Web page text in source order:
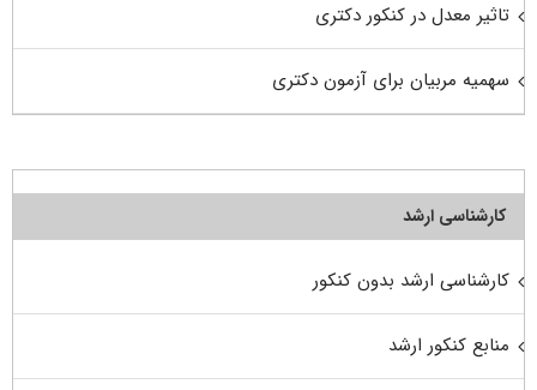
تاثیر معدل در کنکور دکتری
سهمیه مربیان برای آزمون دکتری
کارشناسی ارشد
کارشناسی ارشد بدون کنکور
منابع کنکور ارشد